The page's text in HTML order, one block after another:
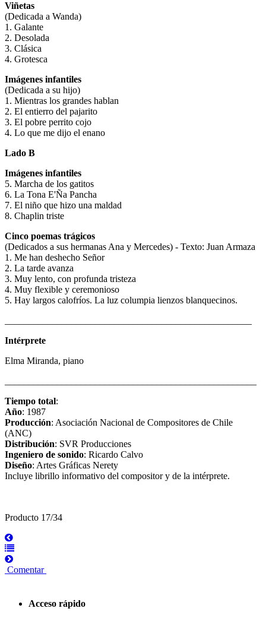
Viñetas
(Dedicada a Wanda)
1. Galante
2. Desolada
3. Clásica
4. Grotesca
Imágenes infantiles
(Dedicada a su hijo)
1. Mientras los grandes hablan
2. El entierro del pajarito
3. El pobre perrito cojo
4. Lo que me dijo el enano
Lado B
Imágenes infantiles
5. Marcha de los gatitos
6. La Tona E'Ña Pancha
7. El niño que hizo una maldad
8. Chaplin triste
Cinco poemas trágicos
(Dedicados a sus hermanas Ana y Mercedes) - Texto: Juan Armaza
1. Me han deshecho Señor
2. La tarde avanza
3. Muy lento, con profunda tristeza
4. Muy flexible y ceremonioso
5. Hay largos calofríos. La luz columpia lienzos blanquecinos.
Intérprete
Elma Miranda, piano
Tiempo total:
Año: 1987
Producción: Asociación Nacional de Compositores de Chile
(ANC)
Distribución: SVR Producciones
Ingeniero de sonido: Ricardo Calvo
Diseño: Artes Gráficas Nerety
Incluye librillo informativo del compositor y de la intérprete.
Producto 17/34
Comentar
Acceso rápido